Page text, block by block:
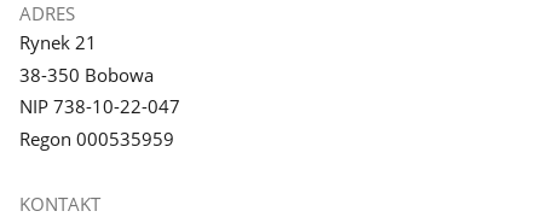
ADRES
Rynek 21
38-350 Bobowa
NIP 738-10-22-047
Regon 000535959
KONTAKT